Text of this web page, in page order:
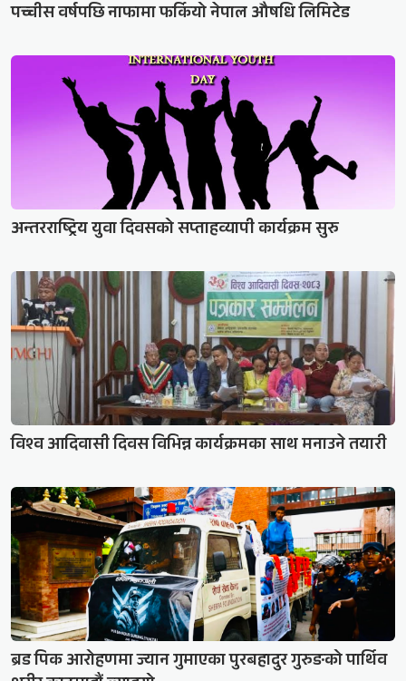
पच्चीस वर्षपछि नाफामा फर्कियो नेपाल औषधि लिमिटेड
अन्तरराष्ट्रिय युवा दिवसको सप्ताहव्यापी कार्यक्रम सुरु
विश्व आदिवासी दिवस विभिन्न कार्यक्रमका साथ मनाउने तयारी
ब्रड पिक आरोहणमा ज्यान गुमाएका पुरबहादुर गुरुङको पार्थिव